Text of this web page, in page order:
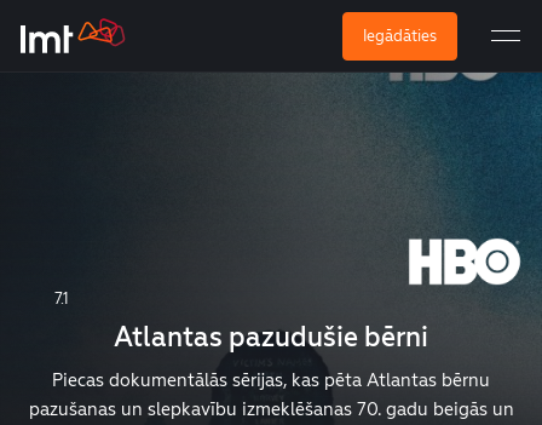
Iegādāties
7.1
Atlantas pazudušie bērni
Piecas dokumentālās sērijas, kas pēta Atlantas bērnu
pazušanas un slepkavību izmeklēšanas 70. gadu beigās un